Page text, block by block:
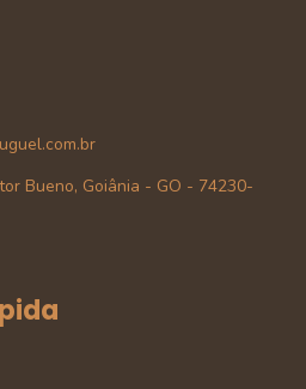
Bueno, Goiânia - GO - 74230-